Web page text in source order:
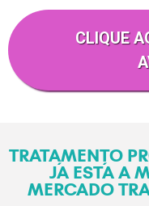
CLIQUE
TRATAMENTO
JÁ ESTÁ A
MERCADO